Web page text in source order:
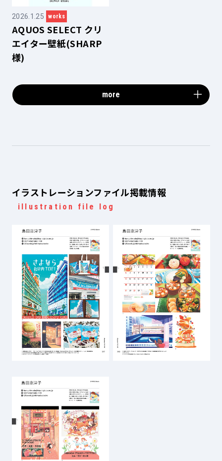
2026.1.25 works
AQUOS SELECT クリ
エイター壁紙(SHARP
様)
more
イラストレーションファイル掲載情報
illustration file log